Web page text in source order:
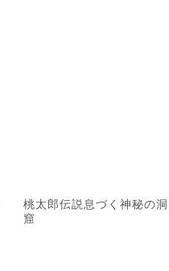
桃太郎伝説息づく神秘の洞
窟